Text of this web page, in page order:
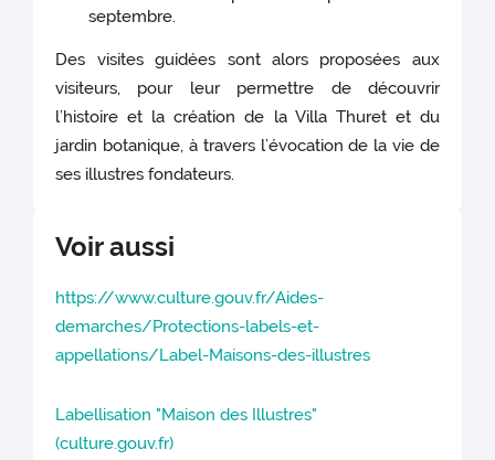
septembre.
Des visites guidées sont alors proposées aux
visiteurs, pour leur permettre de découvrir
l’histoire et la création de la Villa Thuret et du
jardin botanique, à travers l’évocation de la vie de
ses illustres fondateurs.
Voir aussi
https://www.culture.gouv.fr/Aides-
demarches/Protections-labels-et-
appellations/Label-Maisons-des-illustres
Labellisation "Maison des Illustres"
(culture.gouv.fr)